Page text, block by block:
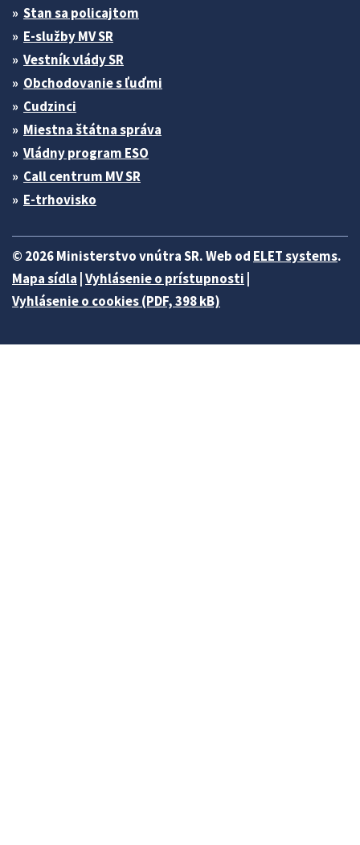
Stan sa policajtom
E-služby MV SR
Vestník vlády SR
Obchodovanie s ľuďmi
Cudzinci
Miestna štátna správa
Vládny program ESO
Call centrum MV SR
E-trhovisko
© 2026 Ministerstvo vnútra SR. Web od ELET systems.
Mapa sídla Vyhlásenie o prístupnosti
Vyhlásenie o cookies (PDF, 398 kB)